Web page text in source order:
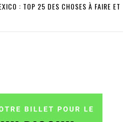
: TOP 25 DES CHOSES À FAIRE ET